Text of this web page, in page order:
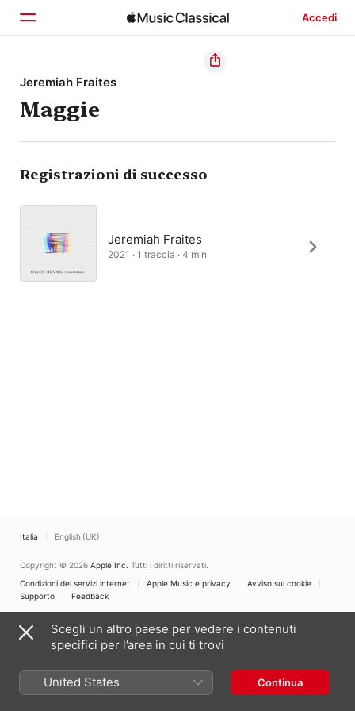
Accedi
Home
Scopri
Cerca
Jeremiah Fraites
Maggie
Registrazioni di successo
Jeremiah Fraites
2021 · 1 traccia · 4 min
Italia English (UK)
Copyright © 2026 Apple Inc. Tutti i diritti riservati.
Condizioni dei servizi internet
Apple Music e privacy
Avviso sui cookie
Supporto
Feedback
Scegli un altro paese per vedere i contenuti
specifici per l’area in cui ti trovi
United States Continua